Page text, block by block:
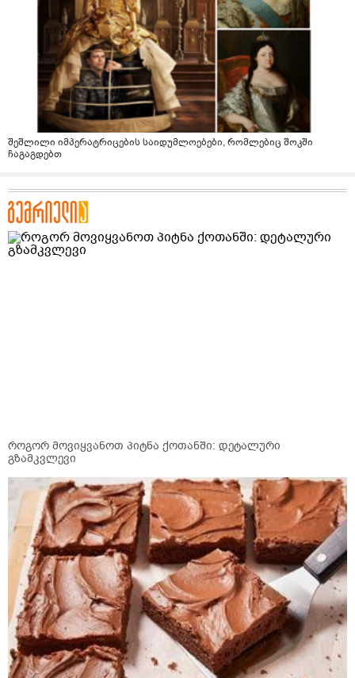
შეშლილი იმპერატრიცების საიდუმლოებები, რომლებიც შოკში
ჩაგაგდებთ
როგორ მოვიყვანოთ პიტნა ქოთანში: დეტალური
გზამკვლევი